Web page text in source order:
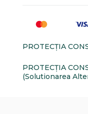
PROTECŢIA
PROTECŢIA
(Solutionarea